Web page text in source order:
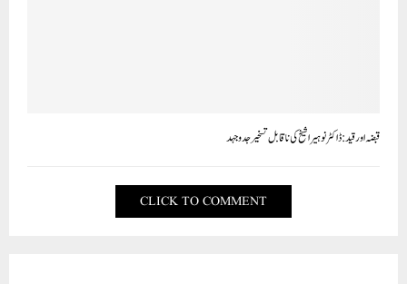
قبضہ اور قید: ڈاکٹر نوہیرا شیخ کی ناقابل تسخیر جدوجہد
CLICK TO COMMENT